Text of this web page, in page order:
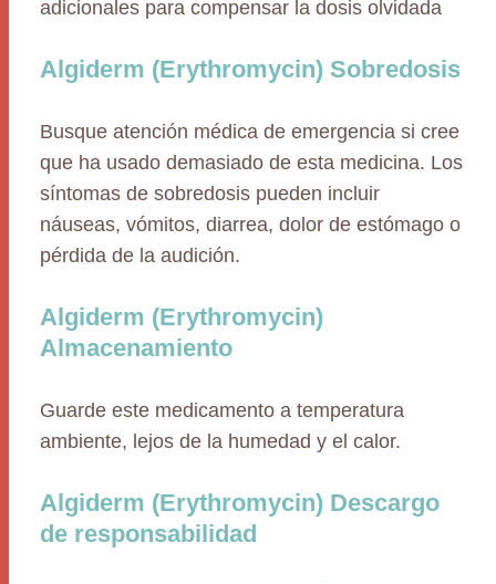
adicionales para compensar la dosis olvidada
Algiderm (Erythromycin) Sobredosis
Busque atención médica de emergencia si cree
que ha usado demasiado de esta medicina. Los
síntomas de sobredosis pueden incluir
náuseas, vómitos, diarrea, dolor de estómago o
pérdida de la audición.
Algiderm (Erythromycin)
Almacenamiento
Guarde este medicamento a temperatura
ambiente, lejos de la humedad y el calor.
Algiderm (Erythromycin) Descargo
de responsabilidad